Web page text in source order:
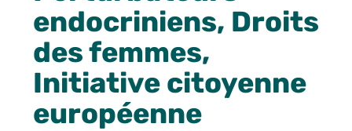
endocriniens, Droits
des femmes,
Initiative citoyenne
européenne